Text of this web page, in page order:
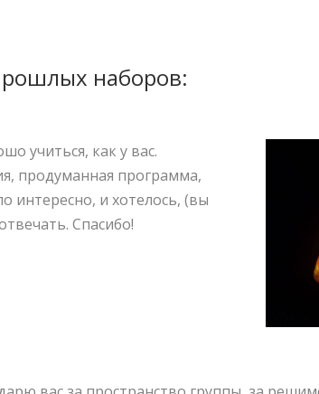
наборов:
учиться, как у вас.
продуманная программа,
интересно, и хотелось, (вы
Спасибо!